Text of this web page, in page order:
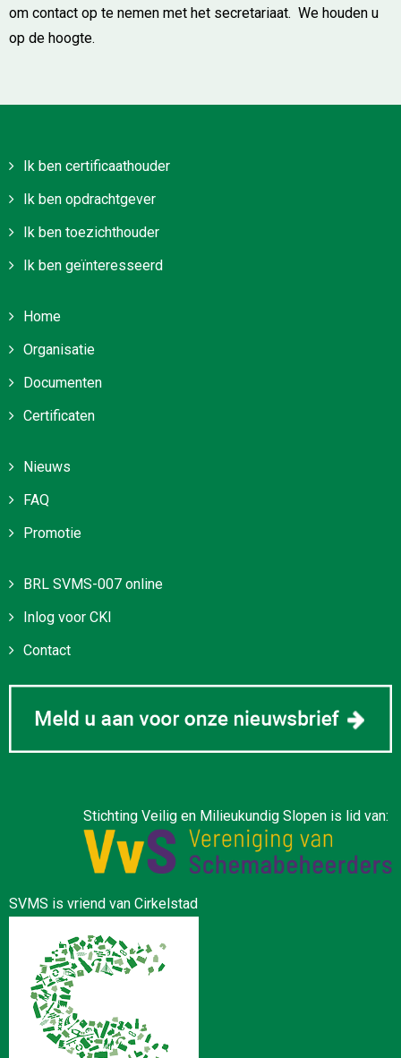
om contact op te nemen met het secretariaat. We houden u
op de hoogte.
Ik ben certificaathouder
Ik ben opdrachtgever
Ik ben toezichthouder
Ik ben geïnteresseerd
Home
Organisatie
Documenten
Certificaten
Nieuws
FAQ
Promotie
BRL SVMS-007 online
Inlog voor CKI
Contact
Stichting Veilig en Milieukundig Slopen is lid van:
SVMS is vriend van Cirkelstad